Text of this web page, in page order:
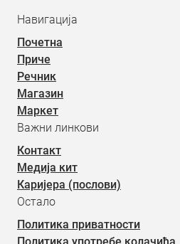
Навигација
Почетна
Приче
Речник
Магазин
Маркет
Важни линкови
Контакт
Медија кит
Каријера (послови)
Остало
Политика приватности
Политика употребе колачића